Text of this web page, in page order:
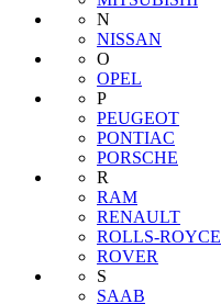
N
NISSAN
O
OPEL
P
PEUGEOT
PONTIAC
PORSCHE
R
RAM
RENAULT
ROLLS-ROYCE
ROVER
S
SAAB